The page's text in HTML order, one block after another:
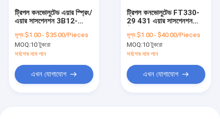
ট্রিপল কনভোলুটেড এয়ার স্প্রিং/
এয়ার সাসপেনশন 3B12-
431W01-358-8008
এয়ার ব্যাগ
মূল্য:$1.00 - $35.00/Pieces
MOQ:10 টুকরো
সর্বশেষ দাম পান
এখন যোগাযোগ
ট্রিপল কনভোলুটেড FT330-
29 431 এয়ার সাসপেনশন
W01-358-8008 3B12-
300 AS-0019
মূল্য:$1.00 - $40.00/Pieces
MOQ:10 টুকরো
সর্বশেষ দাম পান
এখন যোগাযোগ